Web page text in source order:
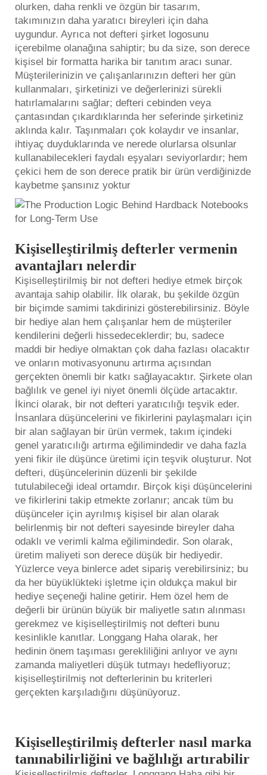
olurken, daha renkli ve özgün bir tasarım,
takımınızın daha yaratıcı bireyleri için daha
uygundur. Ayrıca not defteri şirket logosunu
içerebilme olanağına sahiptir; bu da size, son derece
kişisel bir formatta harika bir tanıtım aracı sunar.
Müşterilerinizin ve çalışanlarınızın defteri her gün
kullanmaları, şirketinizi ve değerlerinizi sürekli
hatırlamalarını sağlar; defteri cebinden veya
çantasından çıkardıklarında her seferinde şirketiniz
aklında kalır. Taşınmaları çok kolaydır ve insanlar,
ihtiyaç duyduklarında ve nerede olurlarsa olsunlar
kullanabilecekleri faydalı eşyaları seviyorlardır; hem
çekici hem de son derece pratik bir ürün verdiğinizde
kaybetme şansınız yoktur
Kişiselleştirilmiş defterler vermenin
avantajları nelerdir
Kişiselleştirilmiş bir not defteri hediye etmek birçok
avantaja sahip olabilir. İlk olarak, bu şekilde özgün
bir biçimde samimi takdirinizi gösterebilirsiniz. Böyle
bir hediye alan hem çalışanlar hem de müşteriler
kendilerini değerli hissedeceklerdir; bu, sadece
maddi bir hediye olmaktan çok daha fazlası olacaktır
ve onların motivasyonunu artırma açısından
gerçekten önemli bir katkı sağlayacaktır. Şirkete olan
bağlılık ve genel iyi niyet önemli ölçüde artacaktır.
İkinci olarak, bir not defteri yaratıcılığı teşvik eder.
İnsanlara düşüncelerini ve fikirlerini paylaşmaları için
bir alan sağlayan bir ürün vermek, takım içindeki
genel yaratıcılığı artırma eğilimindedir ve daha fazla
yeni fikir ile düşünce üretimi için teşvik oluşturur. Not
defteri, düşüncelerinin düzenli bir şekilde
tutulabileceği ideal ortamdır. Birçok kişi düşüncelerini
ve fikirlerini takip etmekte zorlanır; ancak tüm bu
düşünceler için ayrılmış kişisel bir alan olarak
belirlenmiş bir not defteri sayesinde bireyler daha
odaklı ve verimli kalma eğilimindedir. Son olarak,
üretim maliyeti son derece düşük bir hediyedir.
Yüzlerce veya binlerce adet sipariş verebilirsiniz; bu
da her büyüklükteki işletme için oldukça makul bir
hediye seçeneği haline getirir. Hem özel hem de
değerli bir ürünün büyük bir maliyetle satın alınması
gerekmez ve kişiselleştirilmiş not defteri bunu
kesinlikle kanıtlar. Longgang Haha olarak, her
hedinin önem taşıması gerekliliğini anlıyor ve aynı
zamanda maliyetleri düşük tutmayı hedefliyoruz;
kişiselleştirilmiş not defterlerinin bu kriterleri
gerçekten karşıladığını düşünüyoruz.
Kişiselleştirilmiş defterler nasıl marka
tanınabilirliğini ve bağlılığı artırabilir